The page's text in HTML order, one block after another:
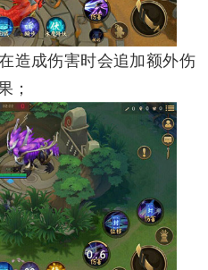
造成伤害时会追加额外伤
；